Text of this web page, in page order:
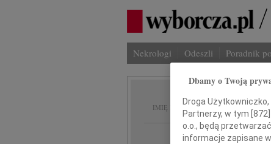
Nekrologi Odeszli Poradnik
IMIĘ I NAZWISKO: Maria
REGION: Gdańsk
Dbamy o Twoją
Droga
Partnerzy, w tym [872
o.o., będą
informacje zapisane